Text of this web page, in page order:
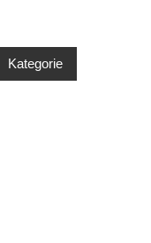
Kategorie